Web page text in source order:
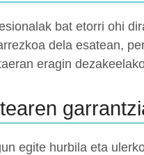
bat etorri ohi
dela esatean,
eragin
egite hurbila eta